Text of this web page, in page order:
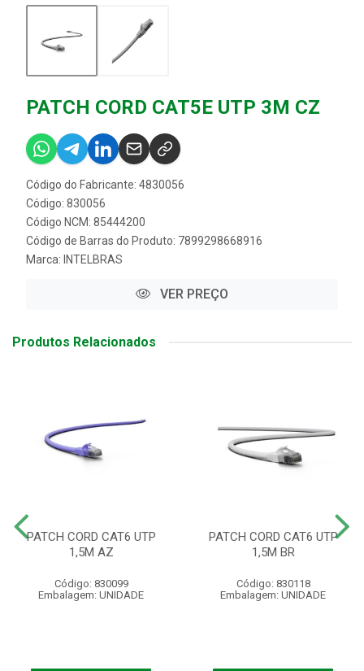
PATCH CORD CAT5E UTP 3M CZ
Código do Fabricante: 4830056
Código: 830056
Código NCM: 85444200
Código de Barras do Produto: 7899298668916
Marca: INTELBRAS
VER PREÇO
Produtos Relacionados
PATCH CORD CAT6 UTP
1,5M AZ
Código: 830099
Embalagem: UNIDADE
PATCH CORD CAT6 UTP
1,5M BR
Código: 830118
Embalagem: UNIDADE